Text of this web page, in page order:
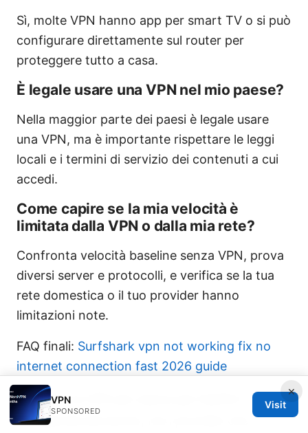
Sì, molte VPN hanno app per smart TV o si può
configurare direttamente sul router per
proteggere tutto a casa.
È legale usare una VPN nel mio paese?
Nella maggior parte dei paesi è legale usare
una VPN, ma è importante rispettare le leggi
locali e i termini di servizio dei contenuti a cui
accedi.
Come capire se la mia velocità è
limitata dalla VPN o dalla mia rete?
Confronta velocità baseline senza VPN, prova
diversi server e protocolli, e verifica se la tua
rete domestica o il tuo provider hanno
limitazioni note.
FAQ finali: Surfshark vpn not working fix no
internet connection fast 2026 guide
Qual è la VPN più veloce per Netflix?
Dipende dal server, ma i provider che
×
VPN
SPONSORED
Visit